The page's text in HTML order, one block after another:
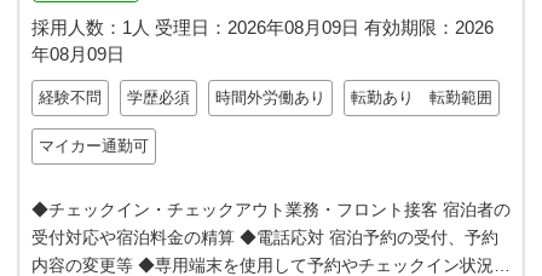
採用人数：1人 受理日： 2026年08月09日 有効期限： 2026
年08月09日
経験不問 学歴必須 時間外労働あり 転勤あり 転勤範囲
マイカー通勤可
◆チェックイン・チェックアウト業務・フロント接客 宿泊者の
受付対応や宿泊料金の精算 ◆電話応対 宿泊予約の受付、予約
内容の変更等 ◆専用端末を使用して予約やチェックイン状況の